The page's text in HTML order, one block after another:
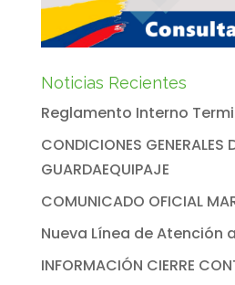
Noticias Recientes
Reglamento Interno
CONDICIONES GENERALES
GUARDAEQUIPAJE
COMUNICADO OFICIAL
Nueva Línea de Atención
INFORMACIÓN CIERRE